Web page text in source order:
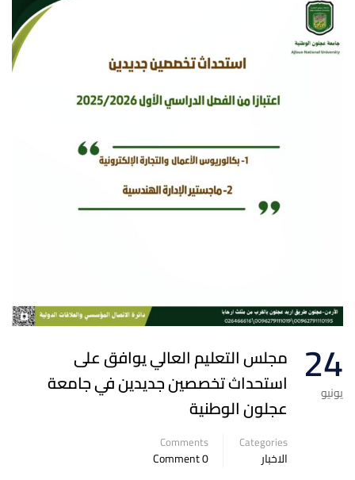
24
يونيو
مجلس التعليم العالي يوافق على
استحداث تخصصين جديدين في جامعة
عجلون الوطنية
Categories
الاخبار
Comments
0 Comment